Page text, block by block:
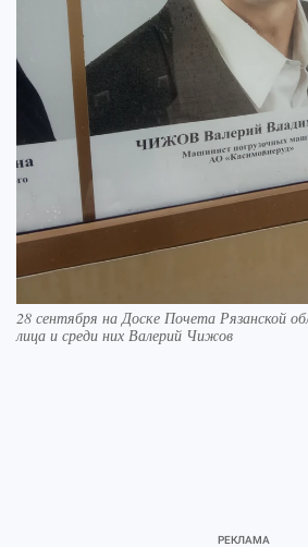
28 сентября на Доске Почета Рязанской
лица и среди них Валерий Чижов